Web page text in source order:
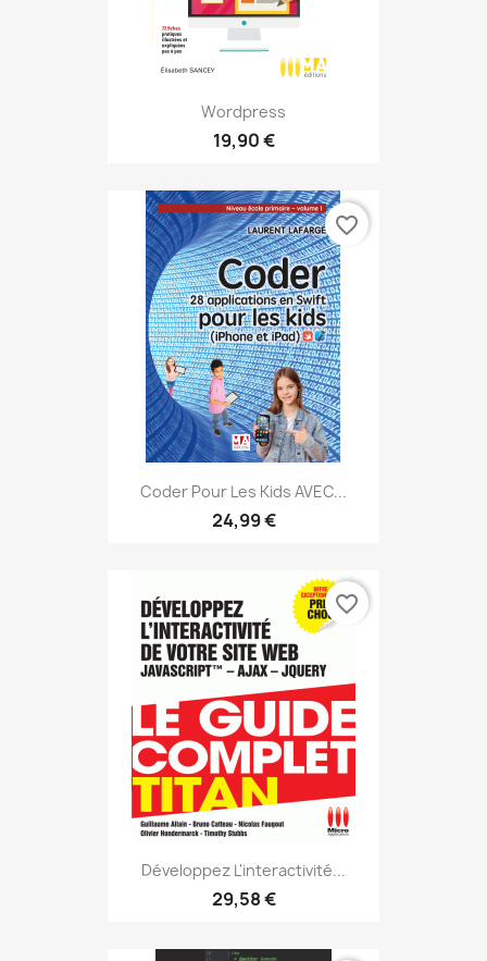
Wordpress
19,90 €
Coder Pour Les Kids AVEC...
24,99 €
favorite_border
Développez L'interactivité...
29,58 €
favorite_border